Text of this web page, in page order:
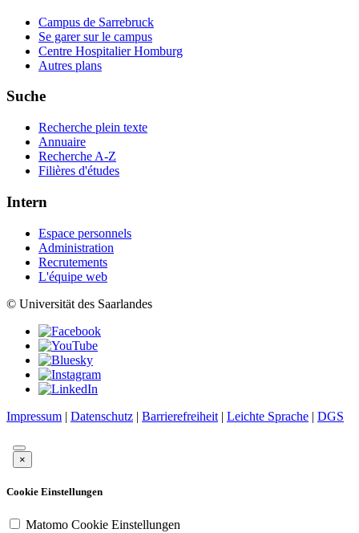
Campus de Sarrebruck
Se garer sur le campus
Centre Hospitalier Homburg
Autres plans
Suche
Recherche plein texte
Annuaire
Recherche A-Z
Filières d'études
Intern
Espace personnels
Administration
Recrutements
L'équipe web
© Universität des Saarlandes
Impressum | Datenschutz | Barrierefreiheit | Leichte Sprache | DGS
×
Cookie Einstellungen
Matomo Cookie Einstellungen